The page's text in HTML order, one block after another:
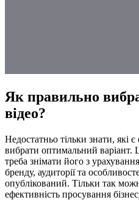
Як правильно
відео?
Недостатньо тільки знати, які
вибрати оптимальний варіант.
треба знімати його з
бренду, аудиторії та
опублікований. Тільки так
ефективність просування